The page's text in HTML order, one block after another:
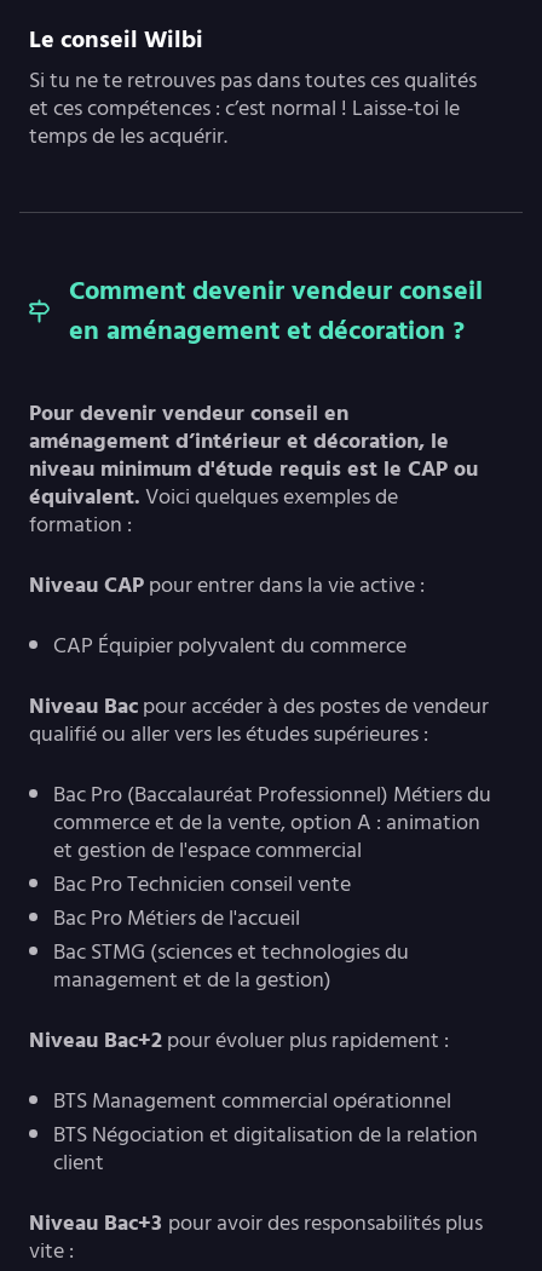
Le conseil Wilbi
Si tu ne te retrouves pas dans toutes ces qualités
et ces compétences : c’est normal ! Laisse-toi le
temps de les acquérir.
Comment devenir vendeur conseil
en aménagement et décoration ?
Pour devenir vendeur conseil en
aménagement d’intérieur et décoration, le
niveau minimum d'étude requis est le CAP ou
équivalent.Voici quelques exemples de
formation :
Niveau CAPpour entrer dans la vie active :
CAP Équipier polyvalent du commerce
Niveau Bacpour accéder à des postes de vendeur
qualifié ou aller vers les études supérieures :
Bac Pro (Baccalauréat Professionnel) Métiers du
commerce et de la vente, option A : animation
et gestion de l'espace commercial
Bac Pro Technicien conseil vente
Bac Pro Métiers de l'accueil
Bac STMG (sciences et technologies du
management et de la gestion)
Niveau Bac+2pour évoluer plus rapidement :
BTS Management commercial opérationnel
BTS Négociation et digitalisation de la relation
client
Niveau Bac+3 pour avoir des responsabilités plus
vite :